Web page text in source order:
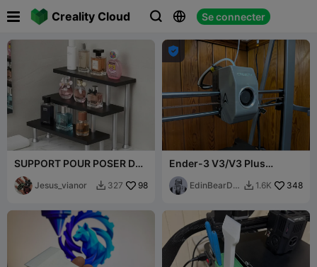
Creality Cloud   Se connecter
 
SUPPORT POUR POSER DES
OBJETS (EXEMPLE :
FLACONS DE COLOGNE)
Jesus_vianor  327 98

Ender-3 V3/V3 Plus
Couvercle de tête d'outil
EdinBearDra  1.6K 348